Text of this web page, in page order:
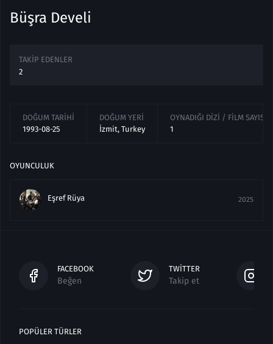
Büşra Develi
TAKIP EDENLER
2
DOĞUM TARIHI
1993-08-25
DOĞUM YERI
İzmit, Turkey
OYNADIĞI DIZI / FILM SAYISI
1
OYUNCULUK
Eşref Rüya 2025
FACEBOOK
Beğen
TWITTER
Takip et
POPÜLER TÜRLER